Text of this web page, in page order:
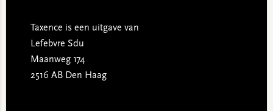
Taxence is een uitgave van
Lefebvre Sdu
Maanweg 174
2516 AB Den Haag